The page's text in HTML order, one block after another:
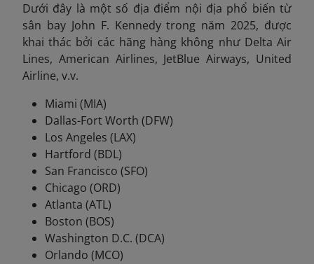
Dưới đây là một số địa điểm nội địa phổ biến từ
sân bay John F. Kennedy trong năm 2025, được
khai thác bởi các hãng hàng không như Delta Air
Lines, American Airlines, JetBlue Airways, United
Airline, v.v.
Miami (MIA)
Dallas-Fort Worth (DFW)
Los Angeles (LAX)
Hartford (BDL)
San Francisco (SFO)
Chicago (ORD)
Atlanta (ATL)
Boston (BOS)
Washington D.C. (DCA)
Orlando (MCO)